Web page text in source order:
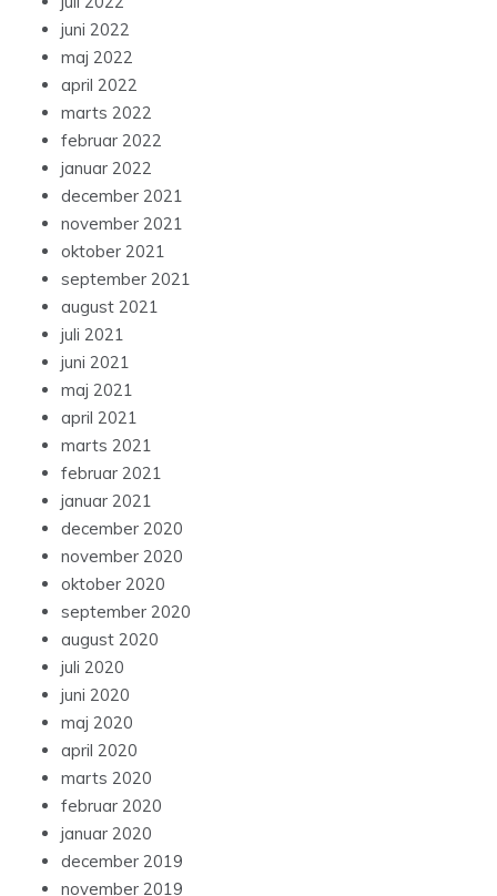
juni 2022
maj 2022
april 2022
marts 2022
februar 2022
januar 2022
december 2021
november 2021
oktober 2021
september 2021
august 2021
juli 2021
juni 2021
maj 2021
april 2021
marts 2021
februar 2021
januar 2021
december 2020
november 2020
oktober 2020
september 2020
august 2020
juli 2020
juni 2020
maj 2020
april 2020
marts 2020
februar 2020
januar 2020
december 2019
november 2019